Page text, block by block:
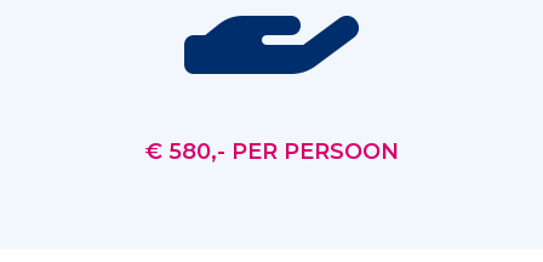
€ 580,- PER PERSOON